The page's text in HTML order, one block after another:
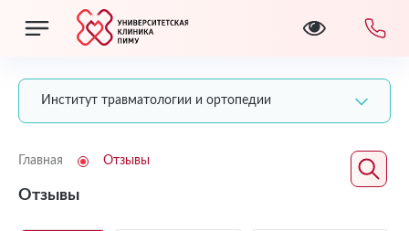
Институт травматологии и ортопедии
Главная Отзывы
Отзывы